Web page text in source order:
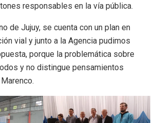
responsables en la vía pública.
de Jujuy, se cuenta con un plan en
vial y junto a la Agencia pudimos
porque la problemática sobre
y no distingue pensamientos